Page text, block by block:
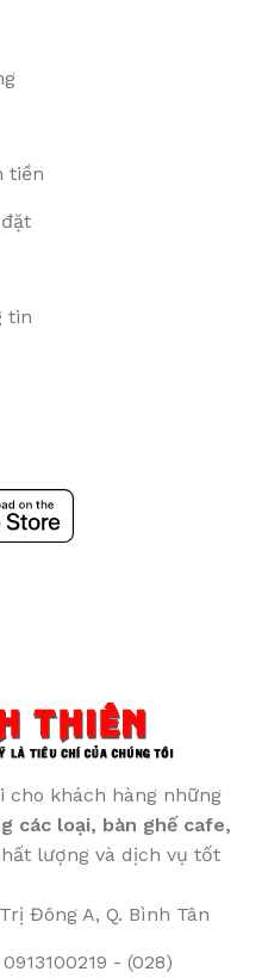
tiền
tin
cho khách hàng những
các loại, bàn ghế cafe,
lượng và dịch vụ tốt
Đông A, Q. Bình Tân
- (028)